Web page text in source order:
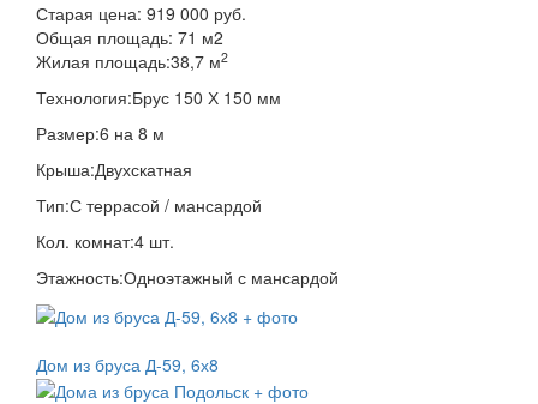
Старая цена: 919 000 руб.
Общая площадь: 71 м2
Жилая площадь:38,7 м2
Технология:Брус 150 Х 150 мм
Размер:6 на 8 м
Крыша:Двухскатная
Тип:С террасой / мансардой
Кол. комнат:4 шт.
Этажность:Одноэтажный с мансардой
Дом из бруса Д-59, 6х8